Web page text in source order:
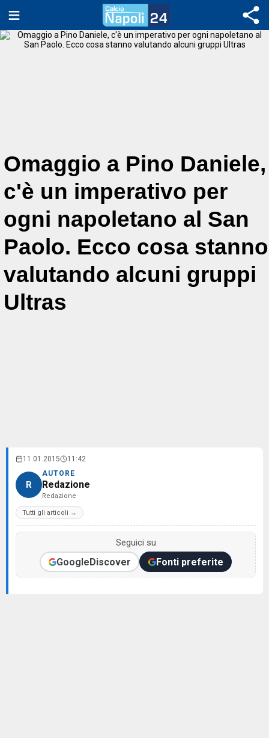
Omaggio a Pino Daniele,
c'è un imperativo per
ogni napoletano al San
Paolo. Ecco cosa stanno
valutando alcuni gruppi
Ultras
11.01.2015 11:42
R
AUTORE
Redazione
Redazione
Tutti gli articoli →
Seguici su
GoogleDiscover Fonti preferite